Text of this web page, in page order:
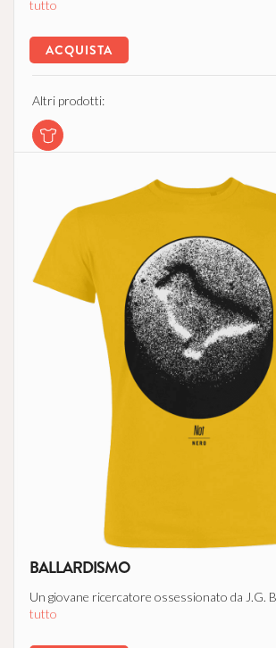
tutto
ACQUISTA
Altri prodotti:
BALLARDISMO
Un giovane ricercatore ossessionato da J.G.
tutto